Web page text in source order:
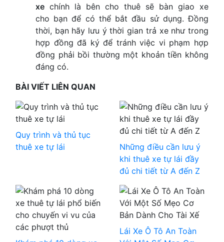
xe chính là bên cho thuê sẽ bàn giao xe
cho bạn để có thể bắt đầu sử dụng. Đồng
thời, bạn hãy lưu ý thời gian trả xe như trong
hợp đồng đã ký để tránh việc vi phạm hợp
đồng phải bồi thường một khoản tiền không
đáng có.
BÀI VIẾT LIÊN QUAN
Quy trình và thủ tục
thuê xe tự lái
Những điều cần lưu ý
khi thuê xe tự lái đầy
đủ chi tiết từ A đến Z
Lái Xe Ô Tô An Toàn